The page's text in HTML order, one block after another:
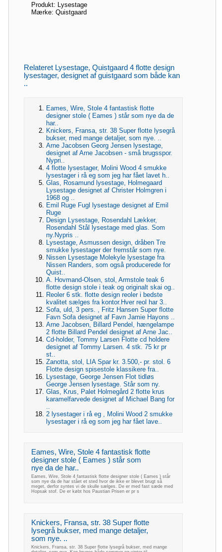
Produkt: Lysestage
Mærke: Quistgaard
Relateret Lysestage, Quistgaard 4 flotte design
lysestager, designet af guistgaard som både kan
..
Eames, Wire, Stole 4 fantastisk flotte
designer stole ( Eames ) står som nye da de
har..
Knickers, Fransa, str. 38 Super flotte lysegrå
bukser, med mange detaljer, som nye. ..
Arne Jacobsen Georg Jensen lysestage,
designet af Arne Jacobsen - små brugsspor.
Nypri..
4 flotte lysestager, Molini Wood 4 smukke
lysestager i rå eg som jeg har fået lavet h..
Glas, Rosamund lysestage, Holmegaard
Lysestage designet af Christer Holmgren i
1968 og ..
Emil Ruge Fugl lysestage designet af Emil
Ruge
Design Lysestage, Rosendahl Lækker,
Rosendahl Stål lysestage med glas. Som
ny.Nypris ..
Lysestage, Asmussen design, dråben Tre
smukke lysestager der fremstår som nye.
Nissen Lysestage Molekyle lysestage fra
Nissen Randers, som også producerede for
Quist..
A. Hovmand-Olsen, stol, Armstole teak 6
flotte design stole i teak og originalt skai og..
Reoler 6 stk. flotte design reoler i bedste
kvalitet sælges fra kontor.Hver reol har 3..
Sofa, uld, 3 pers. , Fritz Hansen Super flotte
Favn Sofa designet af Favn Jamie Hayons ..
Arne Jacobsen, Billard Pendel, hængelampe
2 flotte Billard Pendel designet af Arne Jac..
Cd-holder, Tommy Larsen Flotte cd holdere
designet af Tommy Larsen. 4 stk. 75 kr pr
st..
Zanotta, stol, LIA Spar kr. 3.500,- pr. stol. 6
Flotte design spisestole klassikere fra..
Lysestage, George Jensen Flot tidløs
George Jensen lysestage. Står som ny.
Glas, Krus, Palet Holmegård 2 flotte krus
karamelfarvede designet af Michael Bang for
2 lysestager i rå eg , Molini Wood 2 smukke
lysestager i rå eg som jeg har fået lave..
Eames, Wire, Stole 4 fantastisk flotte
designer stole ( Eames ) står som
nye da de har..
Eames, Wire, Stole 4 fantastisk flotte designer stole ( Eames ) står
som nye da de har stået et sted hvor de ikke er blevet brugt så
meget, derfor syntes vi de skulle sælges. De er med fast sæde med
Hopsak stof. De er købt hos Paustian Prisen er pr s
Knickers, Fransa, str. 38 Super flotte
lysegrå bukser, med mange detaljer,
som nye. ..
Knickers, Fransa, str. 38 Super flotte lysegrå bukser, med mange